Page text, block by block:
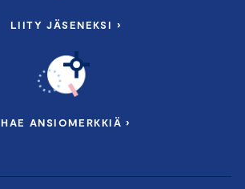
LIITY JÄSENEKSI ›
HAE ANSIOMERKKIÄ ›